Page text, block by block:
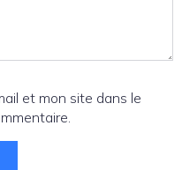
et mon site dans le